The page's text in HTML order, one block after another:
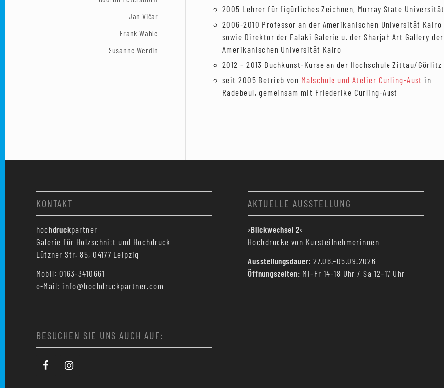
2005 Lehrer für figürliches Zeichnen, Murray State Universität
2006-2010 Professor an der Amerikanischen Universität Kairo
sowie Direktor der Falaki Galerie u. der Sharjah Art Gallery der
Amerikanischen Universität Kairo
2012 – 2013 Buchkunst-Kurse an der Hochschule Zittau/Görlitz
seit 2005 Betrieb von Malschule und Atelier Curling-Aust in
Radebeul, gemeinsam mit Friederike Curling-Aust
Jan Vičar
Frank Wahle
Susanne Werdin
KONTAKT
hochdruckpartner
Galerie für Holzschnitt und Hochdruck
Lützner Str. 85, 04177 Leipzig
Mobil: 0163-3410661
e-Mail: info@hochdruckpartner.com
BESUCHEN SIE UNS AUCH AUF:
AKTUELLE AUSSTELLUNG
›Blickwechsel 2‹
Hochdrucke von Kursteilnehmerinnen
Ausstellungsdauer: 27.06.–05.09.2026
Öffnungszeiten: Mi–Fr 14–18 Uhr / Sa 12–17 Uhr